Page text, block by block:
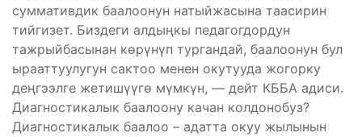
суммативдик баалоонун натыйжасына таасирин
тийгизет. Биздеги алдыңкы педагогдордун
тажрыйбасынан көрүнүп тургандай, баалоонун бул
ырааттуулугун сактоо менен окутууда жогорку
деңгээлге жетишүүгө мүмкүн, — дейт КББА адиси.
Диагностикалык баалоону качан колдонобуз?
Диагностикалык баалоо – адатта окуу жылынын